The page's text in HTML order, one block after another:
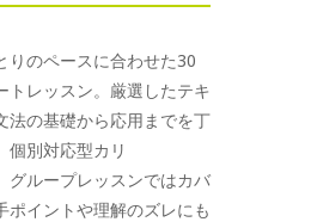
りのペースに合わせた30
トレッスン。厳選したテキ
法の基礎から応用までを丁
個別対応型カリ
グループレッスンではカバ
ポイントや理解のズレにも